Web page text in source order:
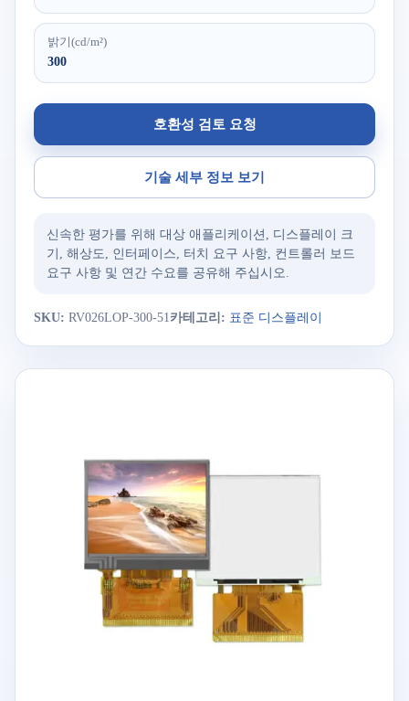
밝기(cd/m²)
300
호환성 검토 요청
기술 세부 정보 보기
신속한 평가를 위해 대상 애플리케이션, 디스플레이 크
기, 해상도, 인터페이스, 터치 요구 사항, 컨트롤러 보드
요구 사항 및 연간 수요를 공유해 주십시오.
SKU: RV026LOP-300-51카테고리: 표준 디스플레이